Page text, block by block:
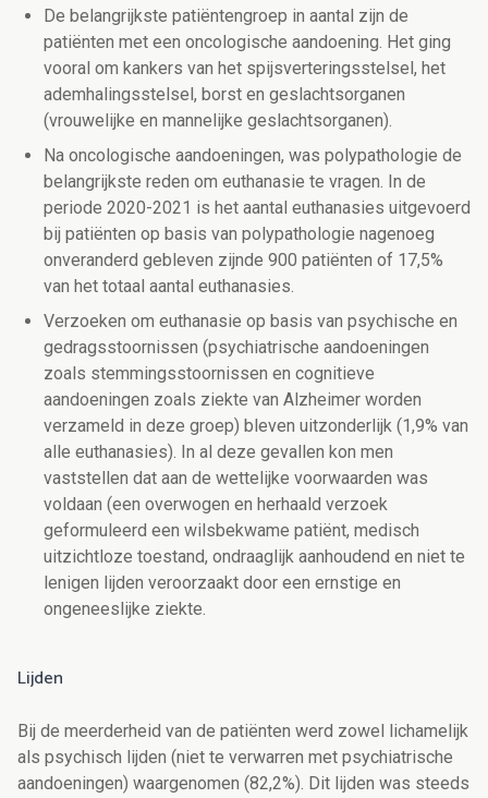
De belangrijkste patiëntengroep in aantal zijn de
patiënten met een oncologische aandoening. Het ging
vooral om kankers van het spijsverteringsstelsel, het
ademhalingsstelsel, borst en geslachtsorganen
(vrouwelijke en mannelijke geslachtsorganen).
Na oncologische aandoeningen, was polypathologie de
belangrijkste reden om euthanasie te vragen. In de
periode 2020-2021 is het aantal euthanasies uitgevoerd
bij patiënten op basis van polypathologie nagenoeg
onveranderd gebleven zijnde 900 patiënten of 17,5%
van het totaal aantal euthanasies.
Verzoeken om euthanasie op basis van psychische en
gedragsstoornissen (psychiatrische aandoeningen
zoals stemmingsstoornissen en cognitieve
aandoeningen zoals ziekte van Alzheimer worden
verzameld in deze groep) bleven uitzonderlijk (1,9% van
alle euthanasies). In al deze gevallen kon men
vaststellen dat aan de wettelijke voorwaarden was
voldaan (een overwogen en herhaald verzoek
geformuleerd een wilsbekwame patiënt, medisch
uitzichtloze toestand, ondraaglijk aanhoudend en niet te
lenigen lijden veroorzaakt door een ernstige en
ongeneeslijke ziekte.
Lijden
Bij de meerderheid van de patiënten werd zowel lichamelijk
als psychisch lijden (niet te verwarren met psychiatrische
aandoeningen) waargenomen (82,2%). Dit lijden was steeds